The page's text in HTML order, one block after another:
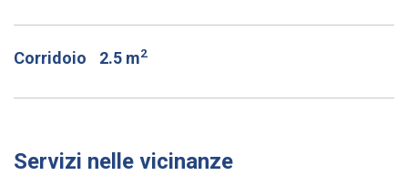
Corridoio 2.5 m2
Servizi nelle vicinanze